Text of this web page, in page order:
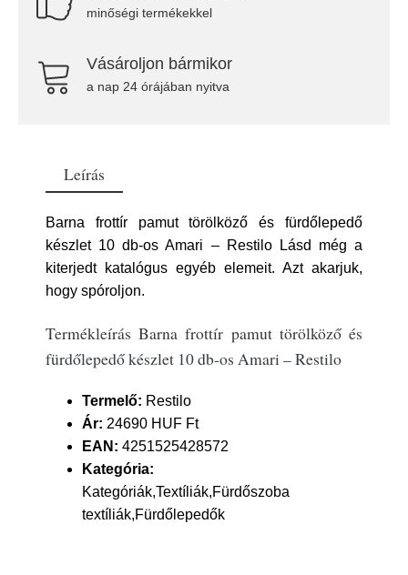
minőségi termékekkel
Vásároljon bármikor
a nap 24 órájában nyitva
Leírás
Barna frottír pamut törölköző és fürdőlepedő
készlet 10 db-os Amari – Restilo Lásd még a
kiterjedt katalógus egyéb elemeit. Azt akarjuk,
hogy spóroljon.
Termékleírás Barna frottír pamut törölköző és
fürdőlepedő készlet 10 db-os Amari – Restilo
Termelő: Restilo
Ár: 24690 HUF Ft
EAN: 4251525428572
Kategória:
Kategóriák,Textíliák,Fürdőszoba
textíliák,Fürdőlepedők